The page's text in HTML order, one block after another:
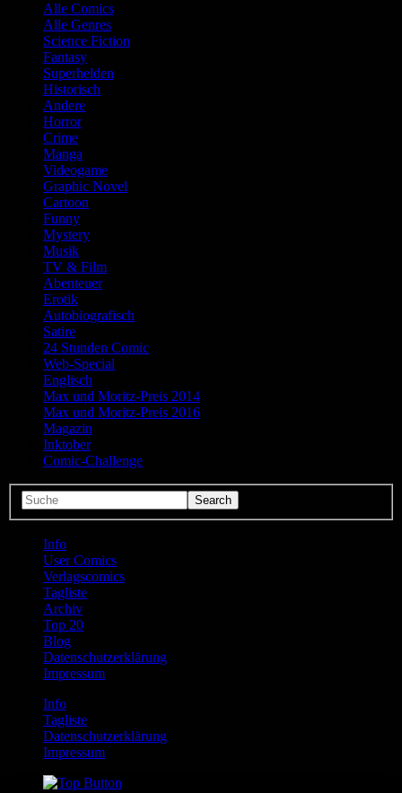
Alle Comics
Alle Genres
Science Fiction
Fantasy
Superhelden
Historisch
Andere
Horror
Crime
Manga
Videogame
Graphic Novel
Cartoon
Funny
Mystery
Musik
TV & Film
Abenteuer
Erotik
Autobiografisch
Satire
24 Stunden Comic
Web-Special
Englisch
Max und Moritz-Preis 2014
Max und Moritz-Preis 2016
Magazin
Inktober
Comic-Challenge
Info
User Comics
Verlagscomics
Tagliste
Archiv
Top 20
Blog
Datenschutzerklärung
Impressum
Info
Tagliste
Datenschutzerklärung
Impressum